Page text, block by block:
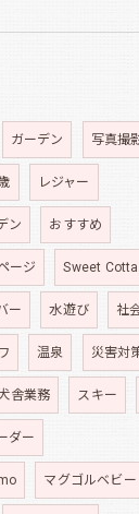
ガーデン 写真撮
レジャー
ン おすすめ
ージ Sweet
ー 水遊び 社
温泉 災害対
舎業務 スキー
ダー
マグゴルベビー